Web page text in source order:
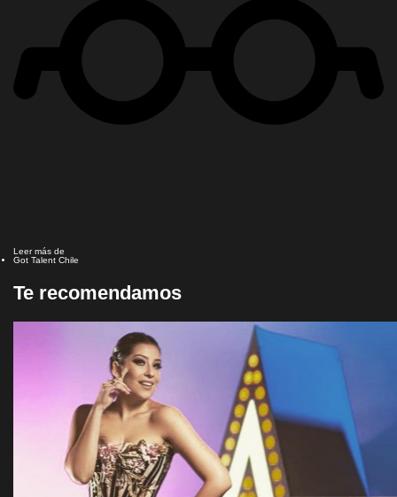
Leer más de
Got Talent Chile
Te recomendamos